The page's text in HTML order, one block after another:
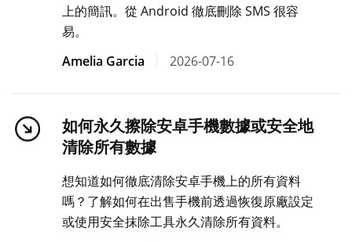
上的簡訊。從 Android 徹底刪除 SMS 很容
易。
Amelia Garcia
2026-07-16
如何永久擦除安卓手機數據或安全地
清除所有數據
想知道如何徹底清除安卓手機上的所有資料
嗎？了解如何在出售手機前透過恢復原廠設定
或使用安全抹除工具永久清除所有資料。